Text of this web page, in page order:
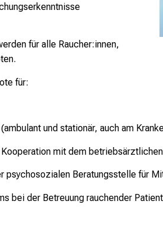
für alle Raucher:innen,
für:
und stationär, auch am
mit dem
Beratungsstelle für
bei der Betreuung rauchender